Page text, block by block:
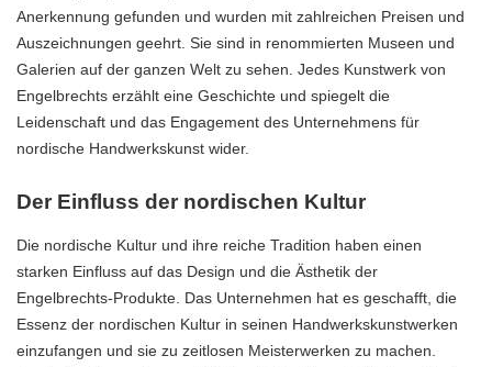
Anerkennung gefunden und wurden mit zahlreichen Preisen und
Auszeichnungen geehrt. Sie sind in renommierten Museen und
Galerien auf der ganzen Welt zu sehen. Jedes Kunstwerk von
Engelbrechts erzählt eine Geschichte und spiegelt die
Leidenschaft und das Engagement des Unternehmens für
nordische Handwerkskunst wider.
Der Einfluss der nordischen Kultur
Die nordische Kultur und ihre reiche Tradition haben einen
starken Einfluss auf das Design und die Ästhetik der
Engelbrechts-Produkte. Das Unternehmen hat es geschafft, die
Essenz der nordischen Kultur in seinen Handwerkskunstwerken
einzufangen und sie zu zeitlosen Meisterwerken zu machen.